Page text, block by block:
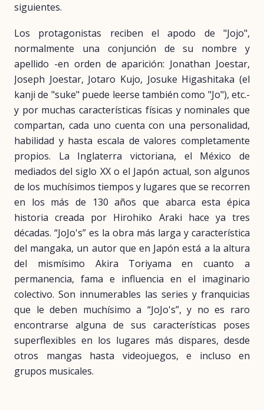
siguientes.
Los protagonistas reciben el apodo de "Jojo",
normalmente una conjunción de su nombre y
apellido -en orden de aparición: Jonathan Joestar,
Joseph Joestar, Jotaro Kujo, Josuke Higashitaka (el
kanji de "suke" puede leerse también como "Jo"), etc.-
y por muchas características físicas y nominales que
compartan, cada uno cuenta con una personalidad,
habilidad y hasta escala de valores completamente
propios. La Inglaterra victoriana, el México de
mediados del siglo XX o el Japón actual, son algunos
de los muchísimos tiempos y lugares que se recorren
en los más de 130 años que abarca esta épica
historia creada por Hirohiko Araki hace ya tres
décadas. “JoJo's” es la obra más larga y característica
del mangaka, un autor que en Japón está a la altura
del mismísimo Akira Toriyama en cuanto a
permanencia, fama e influencia en el imaginario
colectivo. Son innumerables las series y franquicias
que le deben muchísimo a “JoJo's”, y no es raro
encontrarse alguna de sus características poses
superflexibles en los lugares más dispares, desde
otros mangas hasta videojuegos, e incluso en
grupos musicales.